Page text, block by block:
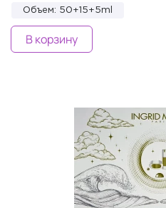
Объем: 50+15+5ml
В корзину